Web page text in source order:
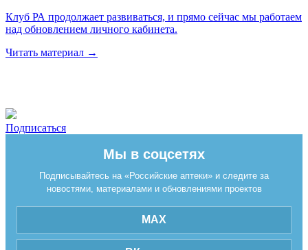
Клуб РА продолжает развиваться, и прямо сейчас мы работаем
над обновлением личного кабинета.
Читать материал →
Подписаться
Мы в соцсетях
Подписывайтесь на «Российские аптеки» и следите за
новостями, материалами и обновлениями проектов
MAX